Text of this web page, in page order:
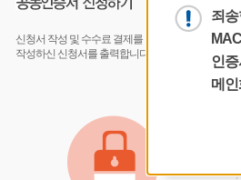
신청서 작성 및 수수료 결제를 마치고,
작성하신 신청서를 출력합니다.
죄
인
메